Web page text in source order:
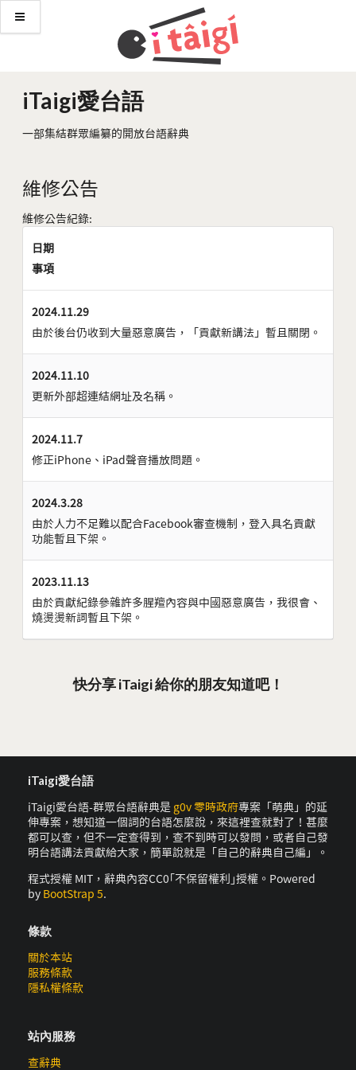
iTaigi愛台語
一部集結群眾編纂的開放台語辭典
維修公告
維修公告紀錄:
日期
事項
2024.11.29
由於後台仍收到大量惡意廣告，「貢獻新講法」暫且關閉。
2024.11.10
更新外部超連結網址及名稱。
2024.11.7
修正iPhone、iPad聲音播放問題。
2024.3.28
由於人力不足難以配合Facebook審查機制，登入具名貢獻
功能暫且下架。
2023.11.13
由於貢獻紀錄參雜許多腥羶內容與中國惡意廣告，我很會、
燒燙燙新詞暫且下架。
快分享 iTaigi 給你的朋友知道吧！
iTaigi愛台語
iTaigi愛台語-群眾台語辭典是 g0v 零時政府專案「萌典」的延
伸專案，想知道一個詞的台語怎麼說，來這裡查就對了！甚麼
都可以查，但不一定查得到，查不到時可以發問，或者自己發
明台語講法貢獻給大家，簡單說就是「自己的辭典自己編」。
程式授權 MIT，辭典內容CC0｢不保留權利｣授權。Powered
by BootStrap 5.
條款
關於本站
服務條款
隱私權條款
站內服務
查辭典